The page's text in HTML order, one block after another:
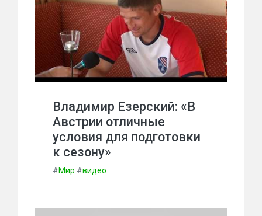
Владимир Езерский: «В
Австрии отличные
условия для подготовки
к сезону»
#Мир #видео